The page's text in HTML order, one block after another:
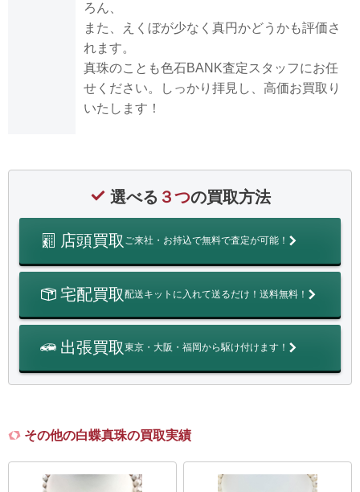
ろん、
また、えくぼが少なく真円かどうかも評価さ
れます。
真珠のことも色石BANK査定スタッフにお任
せください。しっかり拝見し、高価お買取り
いたします！
選べる ３つの買取方法
店頭買取 ご来社・お持込で無料で査定が可能！
宅配買取配送キットに入れて送るだけ！送料無料！
出張買取東京・大阪・福岡から駆け付けます！
その他の白蝶真珠の買取実績